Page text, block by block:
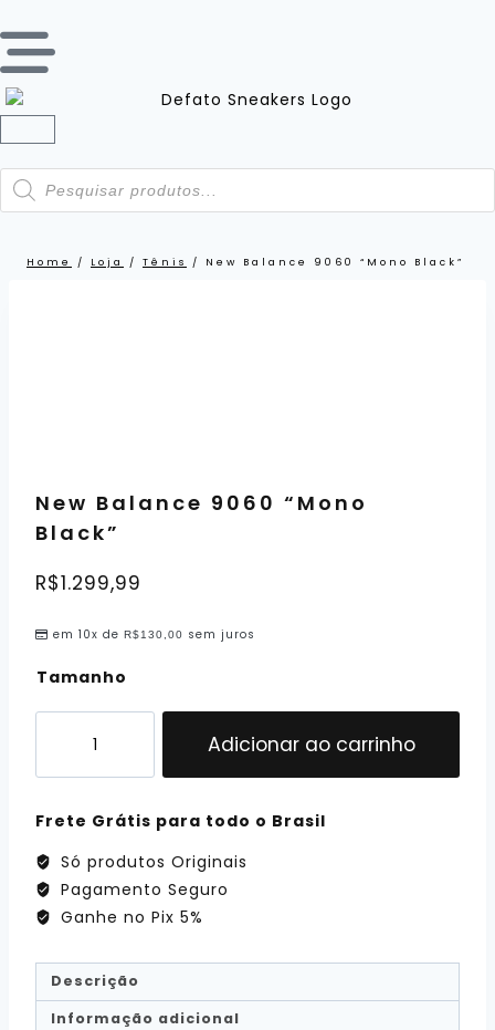
Home / Loja / Tênis / New Balance 9060 “Mono Black”
New Balance 9060 “Mono
Black”
R$1.299,99
em 10x de R$130,00 sem juros
Tamanho
Adicionar ao carrinho
Frete Grátis para todo o Brasil
Só produtos Originais
Pagamento Seguro
Ganhe no Pix 5%
Descrição
Informação adicional